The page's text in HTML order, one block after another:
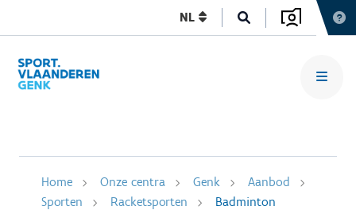
NL
Home Onze centra Genk
Aanbod
Sporten
Racketsporten Badminton